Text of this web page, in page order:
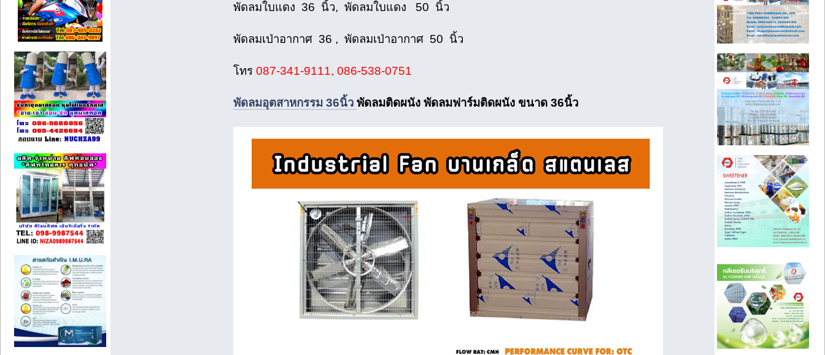
พัดลมใบแดง 36 นิ้ว, พัดลมใบแดง 50 นิ้ว
พัดลมเป่าอากาศ 36 , พัดลมเป่าอากาศ 50 นิ้ว
โทร087-341-9111, 086-538-0751
พัดลมอุตสาหกรรม 36นิ้ว พัดลมติดผนัง พัดลมฟาร์มติดผนัง ขนาด 36นิ้ว